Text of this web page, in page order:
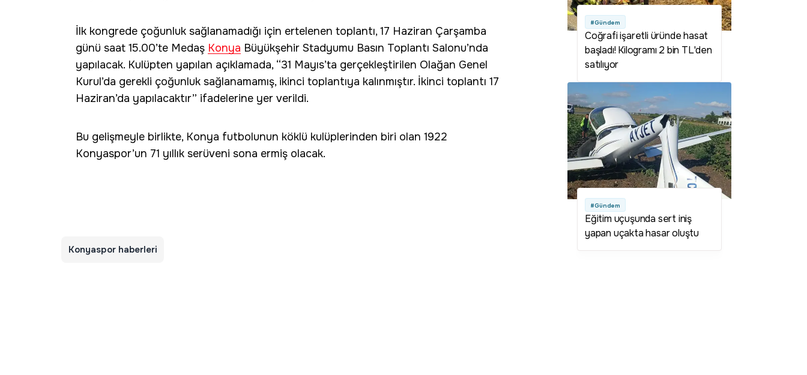
İlk kongrede çoğunluk sağlanamadığı için ertelenen toplantı, 17 Haziran Çarşamba
günü saat 15.00’te Medaş Konya Büyükşehir Stadyumu Basın Toplantı Salonu’nda
yapılacak. Kulüpten yapılan açıklamada, “31 Mayıs’ta gerçekleştirilen Olağan Genel
Kurul’da gerekli çoğunluk sağlanamamış, ikinci toplantıya kalınmıştır. İkinci toplantı 17
Haziran’da yapılacaktır” ifadelerine yer verildi.
Bu gelişmeyle birlikte, Konya futbolunun köklü kulüplerinden biri olan 1922
Konyaspor’un 71 yıllık serüveni sona ermiş olacak.
Konyaspor haberleri
#Gündem
Coğrafi işaretli üründe hasat
başladı! Kilogramı 2 bin TL'den
satılıyor
#Gündem
Eğitim uçuşunda sert iniş
yapan uçakta hasar oluştu